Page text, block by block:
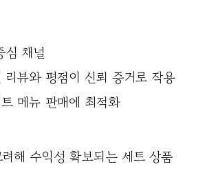
심 채널
리뷰와 평점이 신뢰 증거로 작용
메뉴 판매에 최적화
해 수익성 확보되는 세트 상품